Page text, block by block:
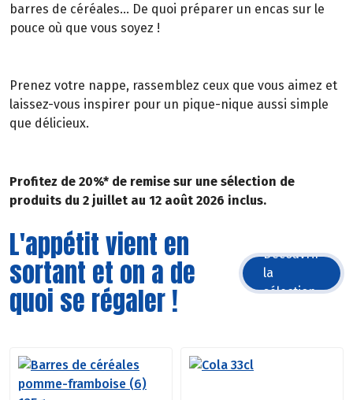
barres de céréales... De quoi préparer un encas sur le
pouce où que vous soyez !
Prenez votre nappe, rassemblez ceux que vous aimez et
laissez-vous inspirer pour un pique-nique aussi simple
que délicieux.
Profitez de 20%* de remise sur une sélection de
produits du 2 juillet au 12 août 2026 inclus.
L'appétit vient en
sortant et on a de
quoi se régaler !
Découvrir
la
sélection